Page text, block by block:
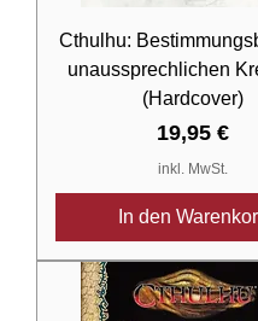
Cthulhu:
unaussprechlichen
(Hardcover)
Preis
19,95 €
inkl. MwSt.
In den